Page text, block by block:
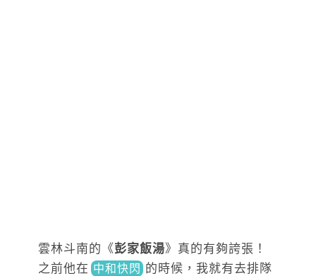
雲林斗南的《彭家飯湯》真的有夠誇張！
之前他在 中和快閃 的時候，我就有去排隊